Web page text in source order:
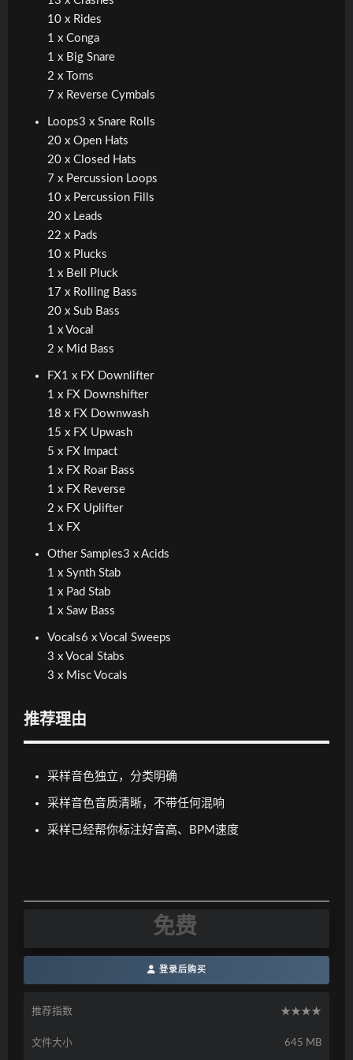
10 x Rides
1 x Conga
1 x Big Snare
2 x Toms
7 x Reverse Cymbals
Loops3 x Snare Rolls
20 x Open Hats
20 x Closed Hats
7 x Percussion Loops
10 x Percussion Fills
20 x Leads
22 x Pads
10 x Plucks
1 x Bell Pluck
17 x Rolling Bass
20 x Sub Bass
1 x Vocal
2 x Mid Bass
FX1 x FX Downlifter
1 x FX Downshifter
18 x FX Downwash
15 x FX Upwash
5 x FX Impact
1 x FX Roar Bass
1 x FX Reverse
2 x FX Uplifter
1 x FX
Other Samples3 x Acids
1 x Synth Stab
1 x Pad Stab
1 x Saw Bass
Vocals6 x Vocal Sweeps
3 x Vocal Stabs
3 x Misc Vocals
推荐理由
采样音色独立，分类明确
采样音色音质清晰，不带任何混响
采样已经帮你标注好音高、BPM速度
免费
登录后购买
推荐指数 ★★★★
文件大小 645 MB